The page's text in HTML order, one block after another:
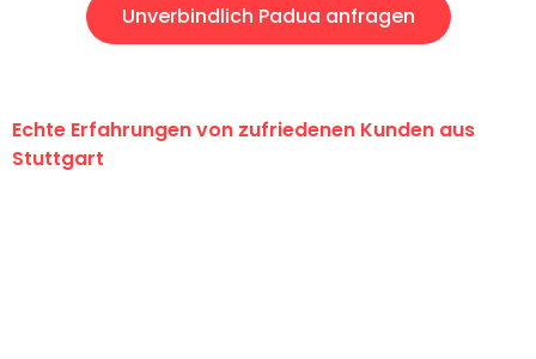
Unverbindlich Padua anfragen
Echte Erfahrungen von zufriedenen Kunden aus
Stuttgart